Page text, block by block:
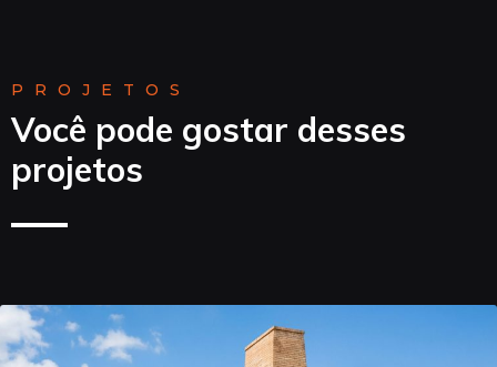
PROJETOS
Você pode gostar desses
projetos